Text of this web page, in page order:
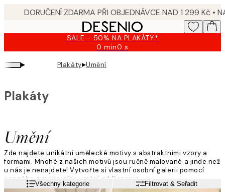
SALE - 50% NA PLAKÁTY*
0 min0 s
Platné
▸ Plakáty▸Umění
Umění
Plakáty
Zde najdete unikátní umělecké motivy s abstraktními vzory a
formami. Mnohé z našich motivů jsou ručně malované a jinde než
u nás je nenajdete! Vytvořte si vlastní osobní galerii pomocí
cenného a moderního umění od Desenia.
Přečtěte si víceVšechny kategorie Filtrovat & Seřadit